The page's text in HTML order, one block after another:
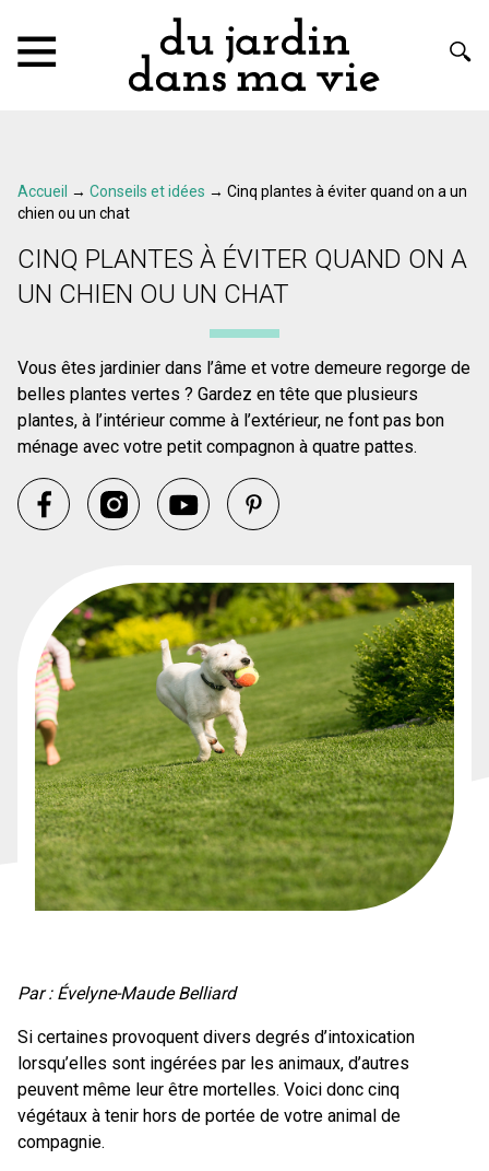
Accueil → Conseils et idées → Cinq plantes à éviter quand on a un
chien ou un chat
CINQ PLANTES À ÉVITER QUAND ON A
UN CHIEN OU UN CHAT
Vous êtes jardinier dans l’âme et votre demeure regorge de
belles plantes vertes ? Gardez en tête que plusieurs
plantes, à l’intérieur comme à l’extérieur, ne font pas bon
ménage avec votre petit compagnon à quatre pattes.
Par : Évelyne-Maude Belliard
Si certaines provoquent divers degrés d’intoxication
lorsqu’elles sont ingérées par les animaux, d’autres
peuvent même leur être mortelles. Voici donc cinq
végétaux à tenir hors de portée de votre animal de
compagnie.